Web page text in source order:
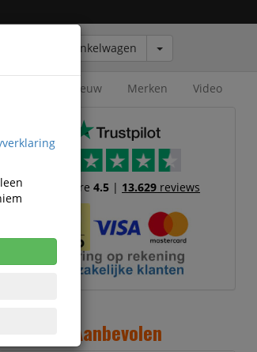
Winkelwagen
Nieuw Merken Video
Trustscore4.5 | 13.629 reviews
Aanbevolen